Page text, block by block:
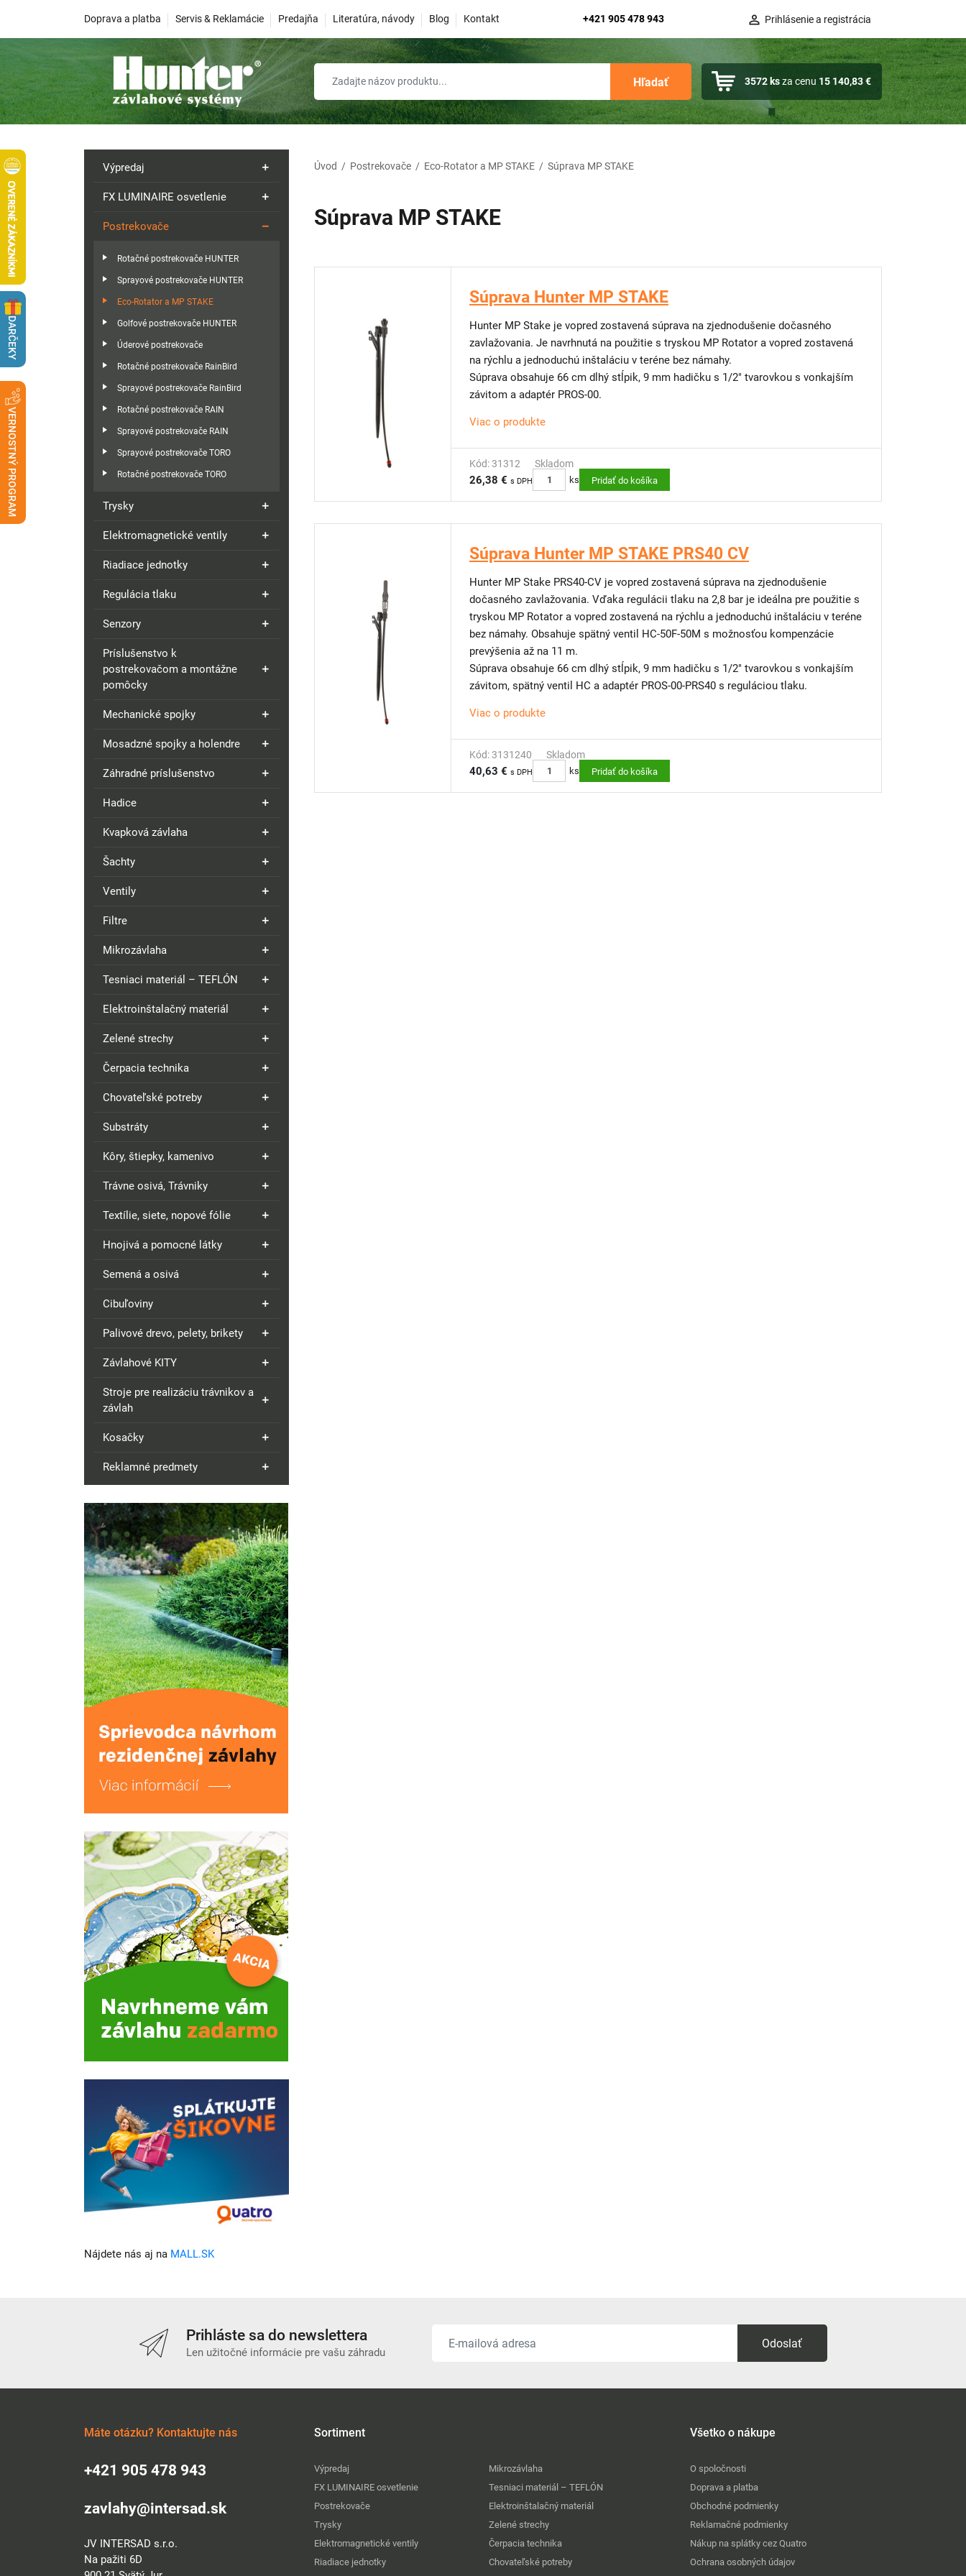
Doprava a platba Servis & Reklamácie Predajňa Literatúra, návody Blog Kontakt +421 905 478 943 Prihlásenie a registrácia
Hľadať 3572ksza cenu 15 140,83 €
Výpredaj
FX LUMINAIRE osvetlenie
Postrekovače
Rotačné postrekovače HUNTER
Sprayové postrekovače HUNTER
Eco-Rotator a MP STAKE
Golfové postrekovače HUNTER
Úderové postrekovače
Rotačné postrekovače RainBird
Sprayové postrekovače RainBird
Rotačné postrekovače RAIN
Sprayové postrekovače RAIN
Sprayové postrekovače TORO
Rotačné postrekovače TORO
Trysky
Elektromagnetické ventily
Riadiace jednotky
Regulácia tlaku
Senzory
Príslušenstvo k
postrekovačom a montážne
pomôcky
Mechanické spojky
Mosadzné spojky a holendre
Záhradné príslušenstvo
Hadice
Kvapková závlaha
Šachty
Ventily
Filtre
Mikrozávlaha
Tesniaci materiál – TEFLÓN
Elektroinštalačný materiál
Zelené strechy
Čerpacia technika
Chovateľské potreby
Substráty
Kôry, štiepky, kamenivo
Trávne osivá, Trávniky
Textílie, siete, nopové fólie
Hnojivá a pomocné látky
Semená a osivá
Cibuľoviny
Palivové drevo, pelety, brikety
Závlahové KITY
Stroje pre realizáciu trávnikov a
závlah
Kosačky
Reklamné predmety
Nájdete nás aj na MALL.SK
Úvod / Postrekovače / Eco-Rotator a MP STAKE / Súprava MP STAKE
Súprava MP STAKE
Súprava Hunter MP STAKE
Hunter MP Stake je vopred zostavená súprava na zjednodušenie dočasného
zavlažovania. Je navrhnutá na použitie s tryskou MP Rotator a vopred zostavená
na rýchlu a jednoduchú inštaláciu v teréne bez námahy.
Súprava obsahuje 66 cm dlhý stĺpik, 9 mm hadičku s 1/2" tvarovkou s vonkajším
závitom a adaptér PROS-00.
Viac o produkte
Kód: 31312 Skladom
26,38 € s DPH ks Pridať do košíka
Súprava Hunter MP STAKE PRS40 CV
Hunter MP Stake PRS40-CV je vopred zostavená súprava na zjednodušenie
dočasného zavlažovania. Vďaka regulácii tlaku na 2,8 bar je ideálna pre použitie s
tryskou MP Rotator a vopred zostavená na rýchlu a jednoduchú inštaláciu v teréne
bez námahy. Obsahuje spätný ventil HC-50F-50M s možnosťou kompenzácie
prevýšenia až na 11 m.
Súprava obsahuje 66 cm dlhý stĺpik, 9 mm hadičku s 1/2" tvarovkou s vonkajším
závitom, spätný ventil HC a adaptér PROS-00-PRS40 s reguláciou tlaku.
Viac o produkte
Kód: 3131240 Skladom
40,63 € s DPH ks Pridať do košíka
Prihláste sa do newslettera
Len užitočné informácie pre vašu záhradu
Odoslať
Máte otázku? Kontaktujte nás
+421 905 478 943
zavlahy@intersad.sk
JV INTERSAD s.r.o.
Na pažiti 6D
Sortiment
Výpredaj
FX LUMINAIRE osvetlenie
Postrekovače
Trysky
Elektromagnetické ventily
Riadiace jednotky
Mikrozávlaha
Tesniaci materiál – TEFLÓN
Elektroinštalačný materiál
Zelené strechy
Čerpacia technika
Chovateľské potreby
Všetko o nákupe
O spoločnosti
Doprava a platba
Obchodné podmienky
Reklamačné podmienky
Nákup na splátky cez Quatro
Ochrana osobných údajov
DARČEKY
VERNOSTNÝ PROGRAM